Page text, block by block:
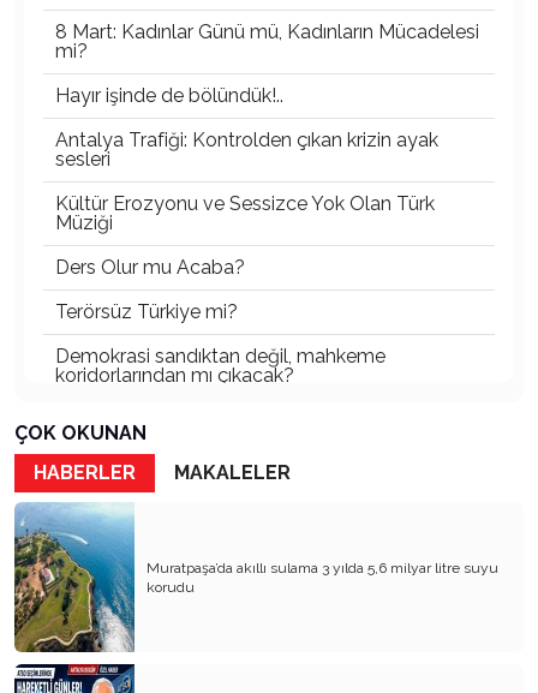
8 Mart: Kadınlar Günü mü, Kadınların Mücadelesi
mi?
Hayır işinde de bölündük!..
Antalya Trafiği: Kontrolden çıkan krizin ayak
sesleri
Kültür Erozyonu ve Sessizce Yok Olan Türk
Müziği
Ders Olur mu Acaba?
Terörsüz Türkiye mi?
Demokrasi sandıktan değil, mahkeme
koridorlarından mı çıkacak?
Gazetecinin kaderi!..
Turizmde Herşey Dahil Sistemi tartışılmalı
MB Başkanı ve Şimşek’e
Padişahın Vergi Deneyi!..
Erdoğan ve Özel’e açık mektup!..
Bahçeli siyasetin zirvesine oturdu!..
Artık yeter!.. Başka Antalya yok!..
ÇOK OKUNAN
HABERLER
MAKALELER
Muratpaşa’da akıllı sulama 3 yılda 5,6 milyar litre suyu
korudu